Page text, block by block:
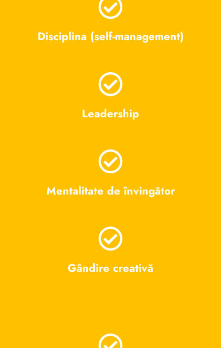
Disciplina (self-management)
Leadership
Mentalitate de învingător
Gândire creativă